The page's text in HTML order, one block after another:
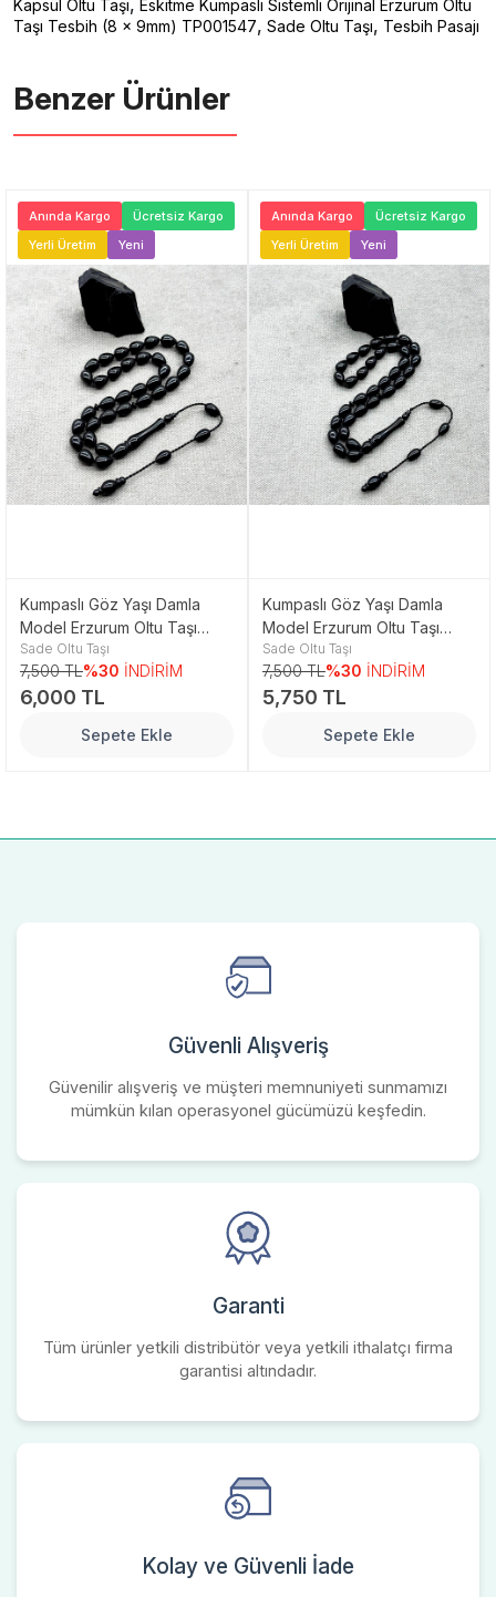
Kapsül Oltu Taşı, Eskitme Kumpaslı Sistemli Orijinal Erzurum Oltu
Taşı Tesbih (8 x 9mm) TP001547, Sade Oltu Taşı, Tesbih Pasajı
Benzer Ürünler ️
Anında Kargo
Ücretsiz Kargo
Yerli Üretim
Yeni
Kumpaslı Göz Yaşı Damla
Model Erzurum Oltu Taşı
Tesbih
Sade Oltu Taşı
7,500 TL%30 İNDİRİM
6,000 TL
Sepete Ekle
Anında Kargo
Ücretsiz Kargo
Yerli Üretim
Yeni
Kumpaslı Göz Yaşı Damla
Model Erzurum Oltu Taşı
Tesbih
Sade Oltu Taşı
7,500 TL%30 İNDİRİM
5,750 TL
Sepete Ekle
Güvenli Alışveriş
Güvenilir alışveriş ve müşteri memnuniyeti sunmamızı
mümkün kılan operasyonel gücümüzü keşfedin.
Garanti
Tüm ürünler yetkili distribütör veya yetkili ithalatçı firma
garantisi altındadır.
Kolay ve Güvenli İade